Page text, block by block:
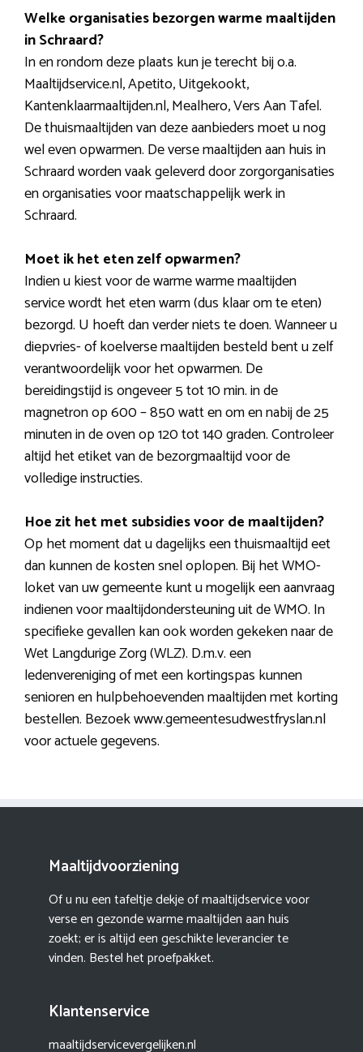
Welke organisaties bezorgen warme maaltijden
in Schraard?
In en rondom deze plaats kun je terecht bij o.a.
Maaltijdservice.nl, Apetito, Uitgekookt,
Kantenklaarmaaltijden.nl, Mealhero, Vers Aan Tafel.
De thuismaaltijden van deze aanbieders moet u nog
wel even opwarmen. De verse maaltijden aan huis in
Schraard worden vaak geleverd door zorgorganisaties
en organisaties voor maatschappelijk werk in
Schraard.
Moet ik het eten zelf opwarmen?
Indien u kiest voor de warme warme maaltijden
service wordt het eten warm (dus klaar om te eten)
bezorgd. U hoeft dan verder niets te doen. Wanneer u
diepvries- of koelverse maaltijden besteld bent u zelf
verantwoordelijk voor het opwarmen. De
bereidingstijd is ongeveer 5 tot 10 min. in de
magnetron op 600 – 850 watt en om en nabij de 25
minuten in de oven op 120 tot 140 graden. Controleer
altijd het etiket van de bezorgmaaltijd voor de
volledige instructies.
Hoe zit het met subsidies voor de maaltijden?
Op het moment dat u dagelijks een thuismaaltijd eet
dan kunnen de kosten snel oplopen. Bij het WMO-
loket van uw gemeente kunt u mogelijk een aanvraag
indienen voor maaltijdondersteuning uit de WMO. In
specifieke gevallen kan ook worden gekeken naar de
Wet Langdurige Zorg (WLZ). D.m.v. een
ledenvereniging of met een kortingspas kunnen
senioren en hulpbehoevenden maaltijden met korting
bestellen. Bezoek www.gemeentesudwestfryslan.nl
voor actuele gegevens.
Maaltijdvoorziening
Of u nu een tafeltje dekje of maaltijdservice voor
verse en gezonde warme maaltijden aan huis
zoekt; er is altijd een geschikte leverancier te
vinden. Bestel het proefpakket.
Klantenservice
maaltijdservicevergelijken.nl